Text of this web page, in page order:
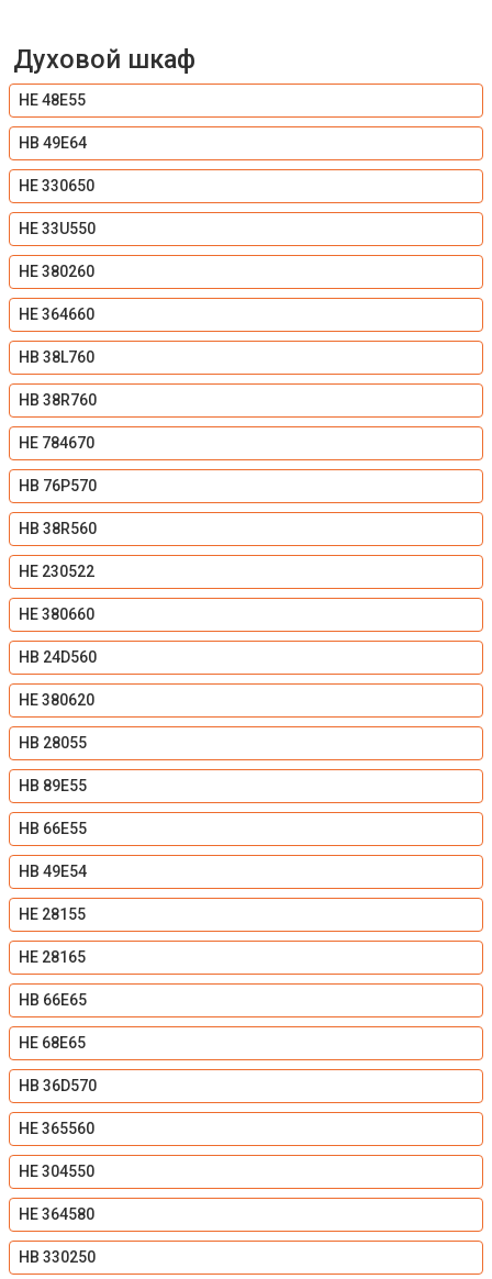
Духовой шкаф
HE 48E55
HB 49E64
HE 330650
HE 33U550
HE 380260
HE 364660
HB 38L760
HB 38R760
HE 784670
HB 76P570
HB 38R560
HE 230522
HE 380660
HB 24D560
HE 380620
HB 28055
HB 89E55
HB 66E55
HB 49E54
HE 28155
HE 28165
HB 66E65
HE 68E65
HB 36D570
HE 365560
HE 304550
HE 364580
HB 330250